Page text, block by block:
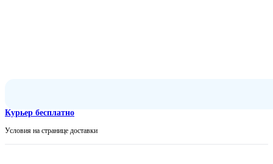
Курьер бесплатно
Условия на странице доставки